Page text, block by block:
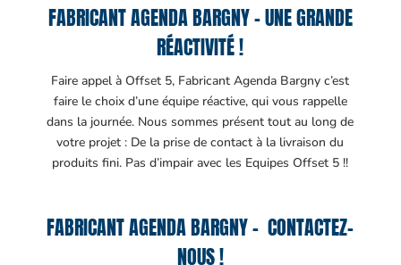
FABRICANT AGENDA BARGNY – UNE GRANDE
RÉACTIVITÉ !
Faire appel à Offset 5, Fabricant Agenda Bargny c’est
faire le choix d’une équipe réactive, qui vous rappelle
dans la journée. Nous sommes présent tout au long de
votre projet : De la prise de contact à la livraison du
produits fini. Pas d’impair avec les Equipes Offset 5 !!
FABRICANT AGENDA BARGNY – CONTACTEZ-
NOUS !